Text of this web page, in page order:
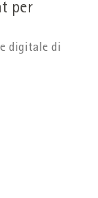
per
digitale di